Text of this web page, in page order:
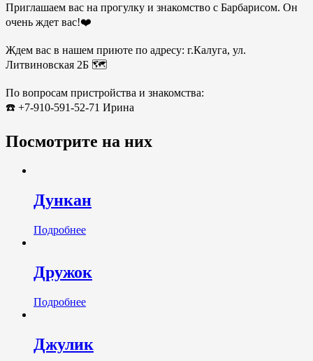
Приглашаем вас на прогулку и знакомство с Барбарисом. Он
очень ждет вас!❤️
Ждем вас в нашем приюте по адресу: г.Калуга, ул.
Литвиновская 2Б 🗺️
По вопросам пристройства и знакомства:
☎️ +7-910-591-52-71 Ирина
Посмотрите на них
Дункан
Подробнее
Дружок
Подробнее
Джулик